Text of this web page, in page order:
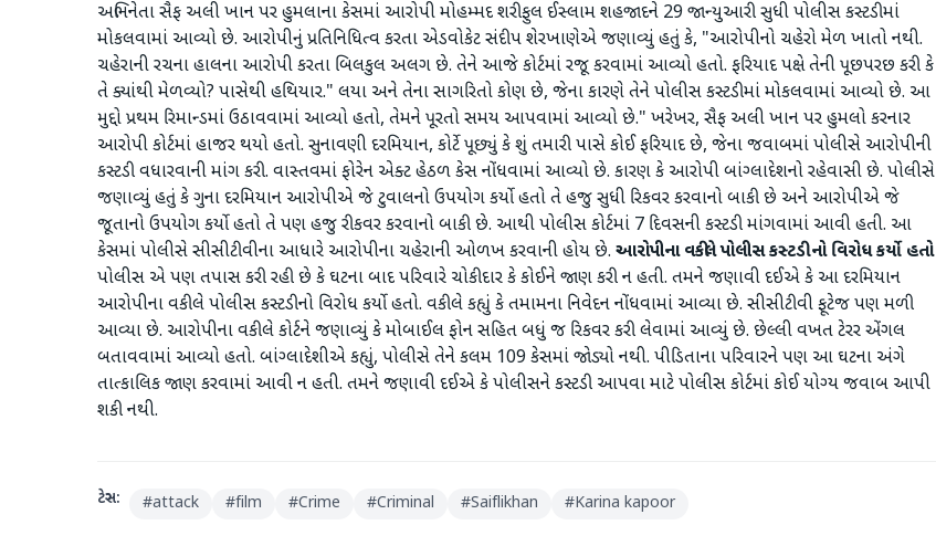
અભિનેતા સૈફ અલી ખાન પર હુમલાના કેસમાં આરોપી મોહમ્મદ શરીફુલ ઈસ્લામ શહજાદને 29 જાન્યુઆરી સુધી પોલીસ કસ્ટડીમાં
મોકલવામાં આવ્યો છે. આરોપીનું પ્રતિનિધિત્વ કરતા એડવોકેટ સંદીપ શેરખાણેએ જણાવ્યું હતું કે, "આરોપીનો ચહેરો મેળ ખાતો નથી.
ચહેરાની રચના હાલના આરોપી કરતા બિલકુલ અલગ છે. તેને આજે કોર્ટમાં રજૂ કરવામાં આવ્યો હતો. ફરિયાદ પક્ષે તેની પૂછપરછ કરી કે
તે ક્યાંથી મેળવ્યો? પાસેથી હથિયાર." લયા અને તેના સાગરિતો કોણ છે, જેના કારણે તેને પોલીસ કસ્ટડીમાં મોકલવામાં આવ્યો છે. આ
મુદ્દો પ્રથમ રિમાન્ડમાં ઉઠાવવામાં આવ્યો હતો, તેમને પૂરતો સમય આપવામાં આવ્યો છે." ખરેખર, સૈફ અલી ખાન પર હુમલો કરનાર
આરોપી કોર્ટમાં હાજર થયો હતો. સુનાવણી દરમિયાન, કોર્ટે પૂછ્યું કે શું તમારી પાસે કોઈ ફરિયાદ છે, જેના જવાબમાં પોલીસે આરોપીની
કસ્ટડી વધારવાની માંગ કરી. વાસ્તવમાં ફોરેન એક્ટ હેઠળ કેસ નોંધવામાં આવ્યો છે. કારણ કે આરોપી બાંગ્લાદેશનો રહેવાસી છે. પોલીસે
જણાવ્યું હતું કે ગુના દરમિયાન આરોપીએ જે ટુવાલનો ઉપયોગ કર્યો હતો તે હજુ સુધી રિકવર કરવાનો બાકી છે અને આરોપીએ જે
જૂતાનો ઉપયોગ કર્યો હતો તે પણ હજુ રીકવર કરવાનો બાકી છે. આથી પોલીસ કોર્ટમાં 7 દિવસની કસ્ટડી માંગવામાં આવી હતી. આ
કેસમાં પોલીસે સીસીટીવીના આધારે આરોપીના ચહેરાની ઓળખ કરવાની હોય છે. આરોપીના વકીલે પોલીસ કસ્ટડીનો વિરોધ કર્યો હતો
પોલીસ એ પણ તપાસ કરી રહી છે કે ઘટના બાદ પરિવારે ચોકીદાર કે કોઈને જાણ કરી ન હતી. તમને જણાવી દઈએ કે આ દરમિયાન
આરોપીના વકીલે પોલીસ કસ્ટડીનો વિરોધ કર્યો હતો. વકીલે કહ્યું કે તમામના નિવેદન નોંધવામાં આવ્યા છે. સીસીટીવી ફૂટેજ પણ મળી
આવ્યા છે. આરોપીના વકીલે કોર્ટને જણાવ્યું કે મોબાઈલ ફોન સહિત બધું જ રિકવર કરી લેવામાં આવ્યું છે. છેલ્લી વખત ટેરર એંગલ
બતાવવામાં આવ્યો હતો. બાંગ્લાદેશીએ કહ્યું, પોલીસે તેને કલમ 109 કેસમાં જોડ્યો નથી. પીડિતાના પરિવારને પણ આ ઘટના અંગે
તાત્કાલિક જાણ કરવામાં આવી ન હતી. તમને જણાવી દઈએ કે પોલીસને કસ્ટડી આપવા માટે પોલીસ કોર્ટમાં કોઈ યોગ્ય જવાબ આપી
શકી નથી.
ટેગ્સ: #attack #film #Crime #Criminal #Saiflikhan #Karina kapoor